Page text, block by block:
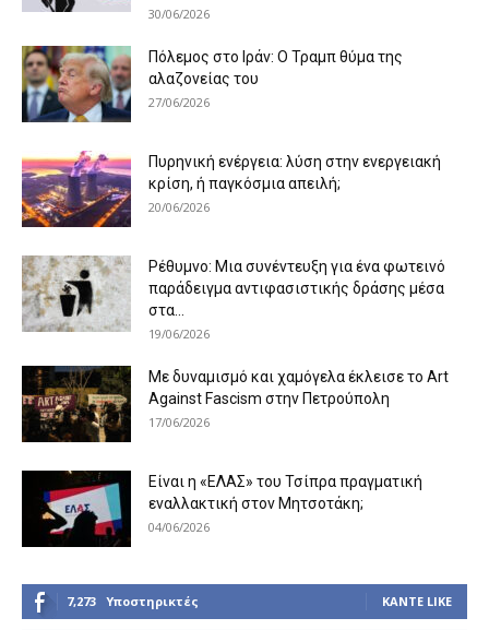
30/06/2026
Πόλεμος στο Ιράν: Ο Τραμπ θύμα της
αλαζονείας του
27/06/2026
Πυρηνική ενέργεια: λύση στην ενεργειακή
κρίση, ή παγκόσμια απειλή;
20/06/2026
Ρέθυμνο: Μια συνέντευξη για ένα φωτεινό
παράδειγμα αντιφασιστικής δράσης μέσα
στα...
19/06/2026
Με δυναμισμό και χαμόγελα έκλεισε το Art
Against Fascism στην Πετρούπολη
17/06/2026
Είναι η «ΕΛΑΣ» του Τσίπρα πραγματική
εναλλακτική στον Μητσοτάκη;
04/06/2026
7,273 Υποστηρικτές ΚΆΝΤΕ LIKE